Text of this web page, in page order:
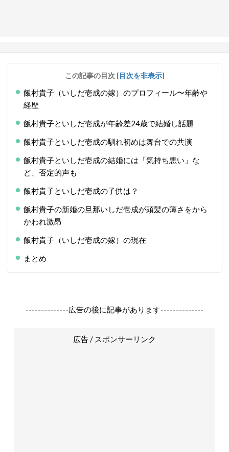
この記事の目次 [目次を非表示]
飯村貴子（いしだ壱成の嫁）のプロフィール〜年齢や
経歴
飯村貴子といしだ壱成が年齢差24歳で結婚し話題
飯村貴子といしだ壱成の馴れ初めは舞台での共演
飯村貴子といしだ壱成の結婚には「気持ち悪い」な
ど、否定的声も
飯村貴子といしだ壱成の子供は？
飯村貴子の新婚の旦那いしだ壱成が頭髪の薄さをから
かわれ激昂
飯村貴子（いしだ壱成の嫁）の現在
まとめ
--------------広告の後に記事があります--------------
広告 / スポンサーリンク